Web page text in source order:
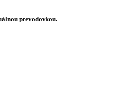
prevodovkou.